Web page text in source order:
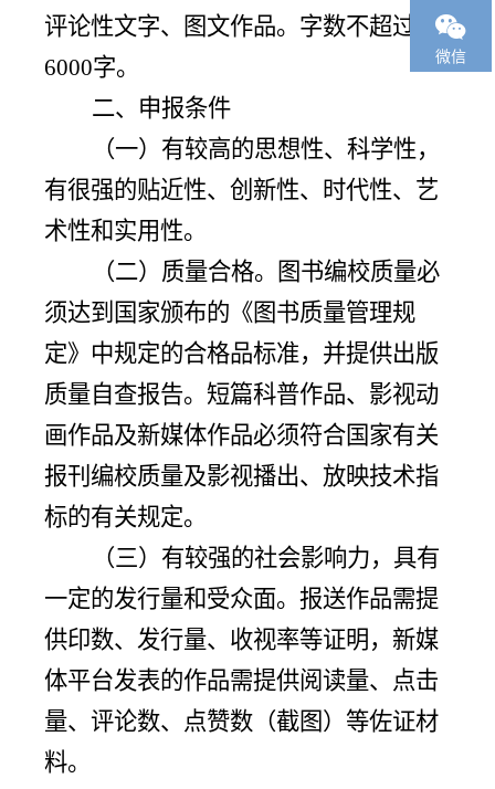
评论性文字、图文作品。字数不超过
6000字。
二、 申报条件
（一）有较高的思想性、科学性，
有很强的贴近性、创新性、时代性、艺
术性和实用性。
（二）质量合格。图书编校质量必
须达到国家颁布的《图书质量管理规
定》中规定的合格品标准，并提供出版
质量自查报告。短篇科普作品、影视动
画作品及新媒体作品必须符合国家有关
报刊编校质量及影视播出、放映技术指
标的有关规定。
（三）有较强的社会影响力，具有
一定的发行量和受众面。报送作品需提
供印数、发行量、收视率等证明，新媒
体平台发表的作品需提供阅读量、点击
量、评论数、点赞数（截图）等佐证材
料。

微信